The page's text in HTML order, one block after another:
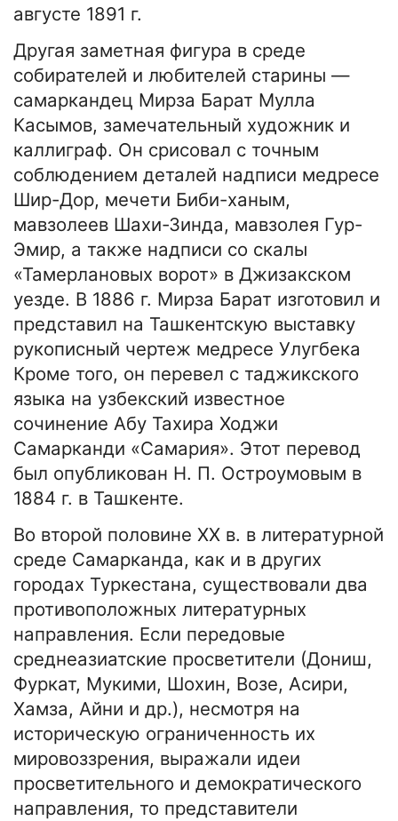
августе 1891 г.
Другая заметная фигура в среде
собирателей и любителей старины —
самаркандец Мирза Барат Мулла
Касымов, замечательный художник и
каллиграф. Он срисовал с точным
соблюдением деталей надписи медресе
Шир-Дор, мечети Биби-ханым,
мавзолеев Шахи-Зинда, мавзолея Гур-
Эмир, а также надписи со скалы
«Тамерлановых ворот» в Джизакском
уезде. В 1886 г. Мирза Барат изготовил и
представил на Ташкентскую выставку
рукописный чертеж медресе Улугбека
Кроме того, он перевел с таджикского
языка на узбекский известное
сочинение Абу Тахира Ходжи
Самарканди «Самария». Этот перевод
был опубликован Н. П. Остроумовым в
1884 г. в Ташкенте.
Во второй половине XX в. в литературной
среде Самарканда, как и в других
городах Туркестана, существовали два
противоположных литературных
направления. Если передовые
среднеазиатские просветители (Дониш,
Фуркат, Мукими, Шохин, Возе, Асири,
Хамза, Айни и др.), несмотря на
историческую ограниченность их
мировоззрения, выражали идеи
просветительного и демократического
направления, то представители